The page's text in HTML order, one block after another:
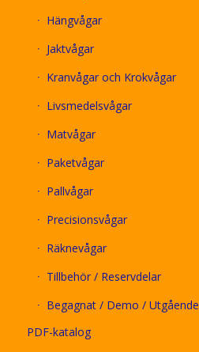
Hängvågar
Jaktvågar
Kranvågar och Krokvågar
Livsmedelsvågar
Matvågar
Paketvågar
Pallvågar
Precisionsvågar
Räknevågar
Tillbehör / Reservdelar
Begagnat / Demo / Utgående
PDF-katalog